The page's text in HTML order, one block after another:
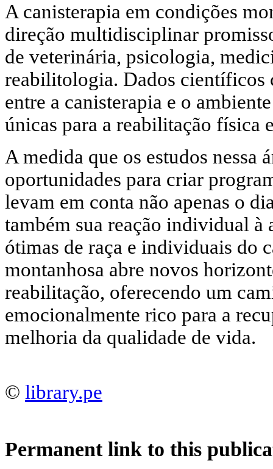
A canisterapia em condições
direção multidisciplinar
de veterinária, psicologia,
reabilitologia. Dados científicos
entre a canisterapia e o
únicas para a reabilitação física
A medida que os estudos nessa
oportunidades para criar
levam em conta não apenas o
também sua reação individual à
ótimas de raça e individuais do
montanhosa abre novos
reabilitação, oferecendo um
emocionalmente rico para a
melhoria da qualidade de vida.
© library.pe
Permanent link to this